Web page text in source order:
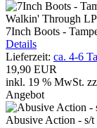
7Inch Boots -
Details
Lieferzeit: ca. 4-6
19,90 EUR
inkl. 19 % MwSt.
Angebot
Abusive Action - s/t